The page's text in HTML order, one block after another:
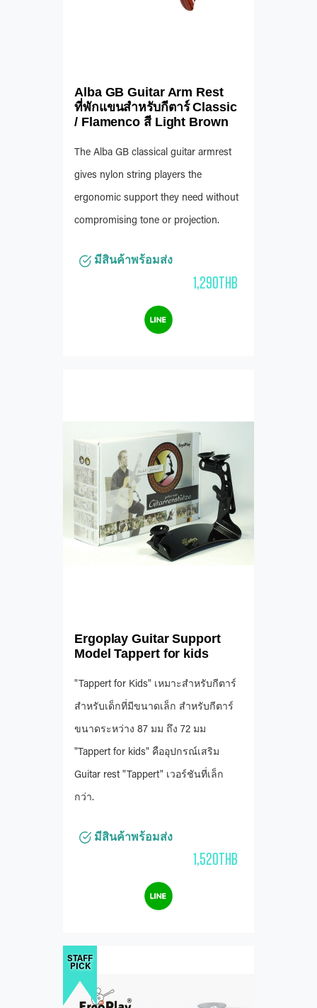
Alba GB Guitar Arm Rest
ที่พักแขนสำหรับกีตาร์ Classic
/ Flamenco สี Light Brown
The Alba GB classical guitar armrest
gives nylon string players the
ergonomic support they need without
compromising tone or projection.
มีสินค้าพร้อมส่ง
1,290THB
Ergoplay Guitar Support
Model Tappert for kids
"Tappert for Kids" เหมาะสำหรับกีตาร์
สำหรับเด็กที่มีขนาดเล็ก สำหรับกีตาร์
ขนาดระหว่าง 87 มม ถึง 72 มม
"Tappert for kids" คืออุปกรณ์เสริม
Guitar rest "Tappert" เวอร์ชันที่เล็ก
กว่า.
มีสินค้าพร้อมส่ง
1,520THB
STAFF
PICK